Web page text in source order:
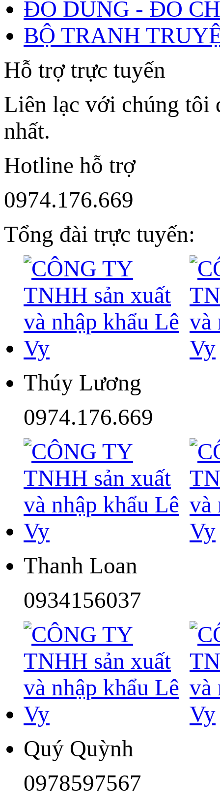
ĐỒ DÙNG - ĐỒ
BỘ TRANH
Hỗ trợ trực tuyến
Liên lạc với chúng tôi
nhất.
Hotline hỗ trợ
0974.176.669
Tổng đài trực tuyến:
Thúy Lương
0974.176.669
Thanh Loan
0934156037
Quý Quỳnh
0978597567